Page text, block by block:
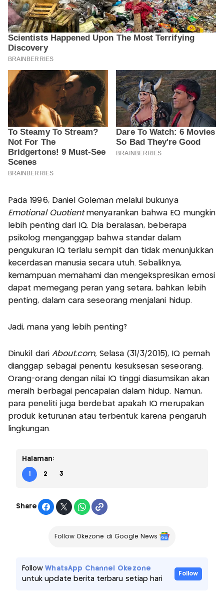
Pada 1996, Daniel Goleman melalui bukunya
Emotional Quotientmenyarankan bahwa EQ mungkin
lebih penting dari IQ. Dia beralasan, beberapa
psikolog menganggap bahwa standar dalam
pengukuran IQ terlalu sempit dan tidak menunjukkan
kecerdasan manusia secara utuh. Sebaliknya,
kemampuan memahami dan mengekspresikan emosi
dapat memegang peran yang setara, bahkan lebih
penting, dalam cara seseorang menjalani hidup.
Jadi, mana yang lebih penting?
Dinukil dari About.com, Selasa (31/3/2015), IQ pernah
dianggap sebagai penentu kesuksesan seseorang.
Orang-orang dengan nilai IQ tinggi diasumsikan akan
meraih berbagai pencapaian dalam hidup. Namun,
para peneliti juga berdebat apakah IQ merupakan
produk keturunan atau terbentuk karena pengaruh
lingkungan.
Halaman:
1 2 3
Share
Follow Okezone di Google News
FollowWhatsApp Channel Okezone
untuk update berita terbaru setiap hari
Follow